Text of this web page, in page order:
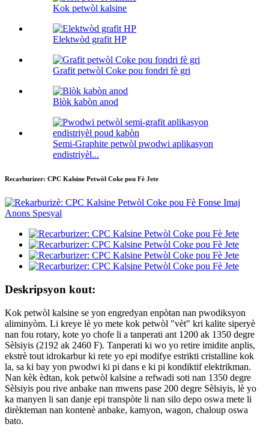
Kok petwòl kalsine
Elektwòd grafit HP
Grafit petwòl Coke pou fondri fè gri
Blòk kabòn anod
Semi-Graphite petwòl pwodwi aplikasyon
endistriyèl...
Recarburizer: CPC Kalsine Petwòl Coke pou Fè Jete
Deskripsyon kout:
Kok petwòl kalsine se yon engredyan enpòtan nan pwodiksyon
aliminyòm. Li kreye lè yo mete kok petwòl "vèt" kri kalite siperyè
nan fou rotary, kote yo chofe li a tanperati ant 1200 ak 1350 degre
Sèlsiyis (2192 ak 2460 F). Tanperati ki wo yo retire imidite anplis,
ekstrè tout idrokarbur ki rete yo epi modifye estrikti cristalline kok
la, sa ki bay yon pwodwi ki pi dans e ki pi kondiktif elektrikman.
Nan kèk èdtan, kok petwòl kalsine a refwadi soti nan 1350 degre
Sèlsiyis pou rive anbake nan mwens pase 200 degre Sèlsiyis, lè yo
ka manyen li san danje epi transpòte li nan silo depo oswa mete li
dirèkteman nan kontenè anbake, kamyon, wagon, chaloup oswa
bato.